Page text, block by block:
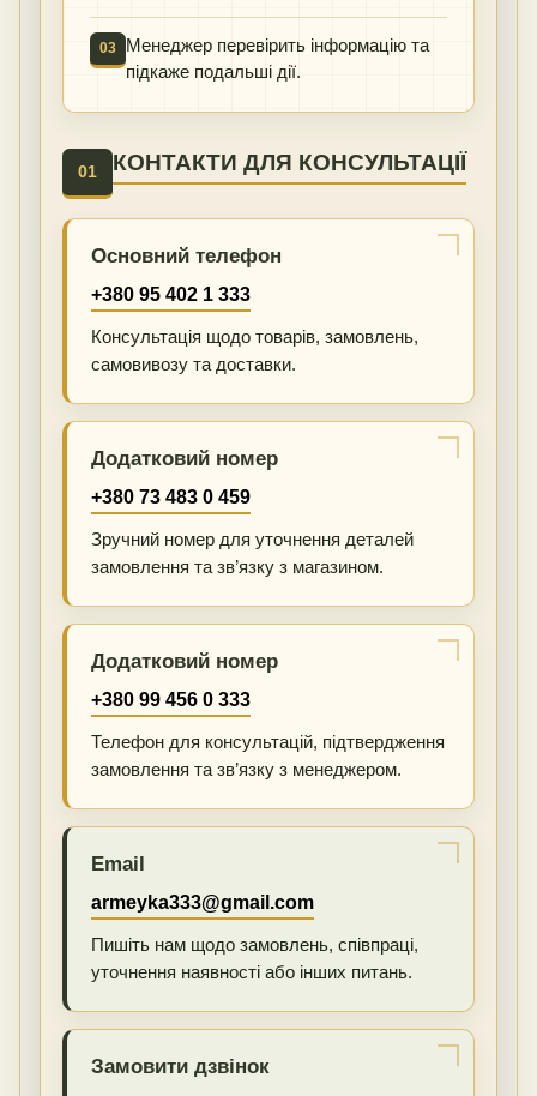
03
Менеджер перевірить інформацію та
підкаже подальші дії.
01 КОНТАКТИ ДЛЯ КОНСУЛЬТАЦІЇ
Основний телефон
+380 95 402 1 333
Консультація щодо товарів, замовлень,
самовивозу та доставки.
Додатковий номер
+380 73 483 0 459
Зручний номер для уточнення деталей
замовлення та зв’язку з магазином.
Додатковий номер
+380 99 456 0 333
Телефон для консультацій, підтвердження
замовлення та зв’язку з менеджером.
Email
armeyka333@gmail.com
Пишіть нам щодо замовлень, співпраці,
уточнення наявності або інших питань.
Замовити дзвінок